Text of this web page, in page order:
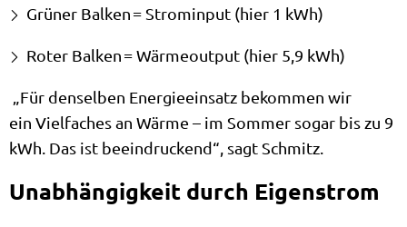
Grüner Balken = Strominput (hier 1 kWh)
Roter Balken = Wärmeoutput (hier 5,9 kWh)
„Für denselben Energieeinsatz bekommen wir
ein Vielfaches an Wärme – im Sommer sogar bis zu 9
kWh. Das ist beeindruckend“, sagt Schmitz.
Unabhängigkeit durch Eigenstrom